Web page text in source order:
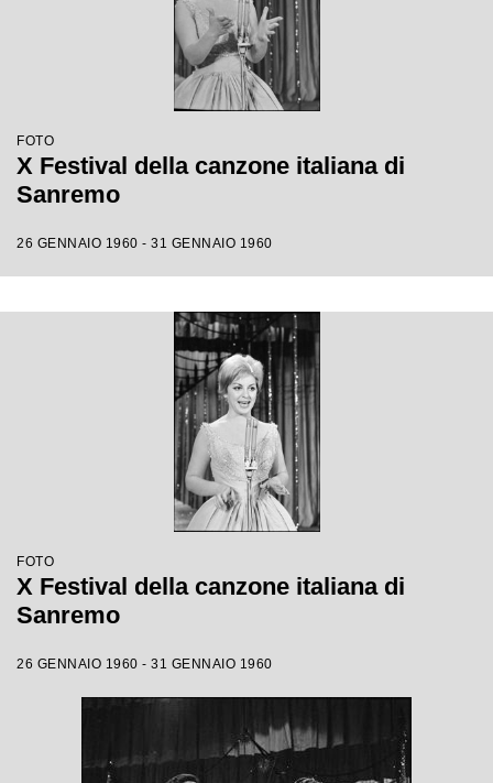
FOTO
X Festival della canzone italiana di
Sanremo
26 GENNAIO 1960 - 31 GENNAIO 1960
FOTO
X Festival della canzone italiana di
Sanremo
26 GENNAIO 1960 - 31 GENNAIO 1960